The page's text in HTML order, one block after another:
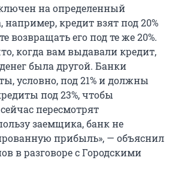
на определенный
например, кредит взят под 20%
возвращать его под те же 20%.
когда вам выдавали кредит,
была другой. Банки
условно, под 21% и должны
под 23%, чтобы
пересмотрят
заемщика, банк не
прибыль», — объяснил
в разговоре с Городскими